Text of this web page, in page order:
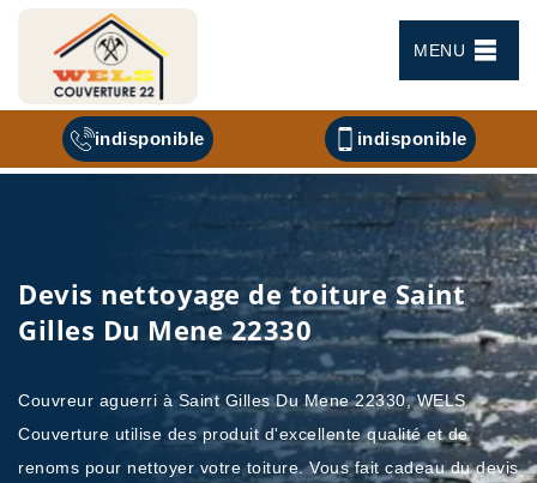
MENU
indisponible indisponible
Devis nettoyage de toiture Saint
Gilles Du Mene 22330
Couvreur aguerri à Saint Gilles Du Mene 22330, WELS
Couverture utilise des produit d'excellente qualité et de
renoms pour nettoyer votre toiture. Vous fait cadeau du devis